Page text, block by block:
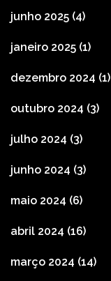
junho 2025 (4)
janeiro 2025 (1)
dezembro 2024 (1)
outubro 2024 (3)
julho 2024 (3)
junho 2024 (3)
maio 2024 (6)
abril 2024 (16)
março 2024 (14)